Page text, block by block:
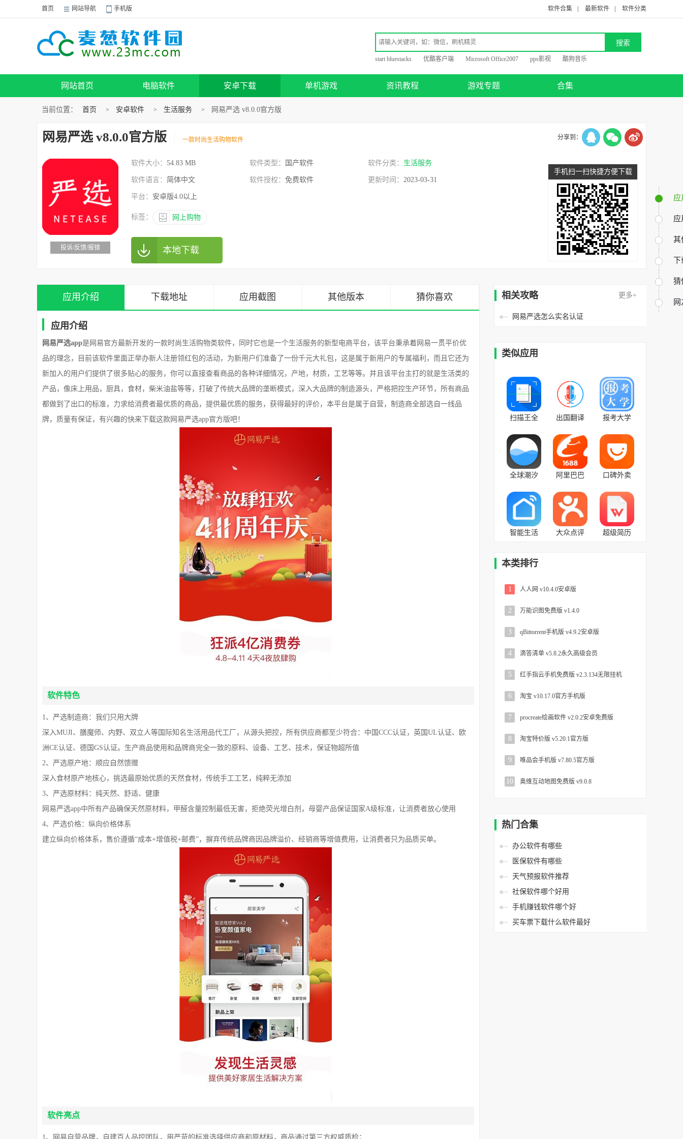
首页 网站导航 手机版 软件合集 最新软件 软件分类
start bluestacks 优酷客户端 Microsoft Office2007 pps影视 酷狗音乐
网站首页 电脑软件 安卓下载 单机游戏 资讯教程 游戏专题 合集
当前位置： 首页 > 安卓软件 > 生活服务 > 网易严选 v8.0.0官方版
网易严选 v8.0.0官方版 一款时尚生活购物软件 分享到：
投诉/反馈/报错
软件大小： 54.83 MB 软件类型： 国产软件 软件分类： 生活服务
软件语言： 简体中文 软件授权： 免费软件 更新时间： 2023-03-31
平台： 安卓版4.0以上
标签： 网上购物
本地下载
手机扫一扫快捷方便下载
相关攻略 更多+
网易严选怎么实名认证
类似应用
扫描王全
v4.11.64安
卓版
出国翻译
方版
报考大学
v4.3.4安卓
版
全球潮汐
新版
阿里巴巴
1688
v10.47.2.0
口碑外卖
卓版
智能生活
版
大众点评
超级简历
本类排行
1 人人网 v10.4.0安卓版
2 万能识图免费版 v1.4.0
3 qBittorrent手机版 v4.9.2安卓版
4 滴答清单 v5.8.2永久高级会员
5 红手指云手机免费版 v2.3.134无限挂机
6 淘宝 v10.17.0官方手机版
7 procreate绘画软件 v2.0.2安卓免费版
8 淘宝特价版 v5.20.1官方版
9 唯品会手机版 v7.80.5官方版
10 奥维互动地图免费版 v9.0.8
热门合集
办公软件有哪些
医保软件有哪些
天气预报软件推荐
社保软件哪个好用
手机赚钱软件哪个好
买车票下载什么软件最好
应用介绍 下载地址 应用截图 其他版本 猜你喜欢
应用介绍
网易严选app是网易官方最新开发的一款时尚生活购物类软件，同时它也是一个生活服务的新型电商平台，该平台秉承着网易一贯平价优
品的理念，目前该软件里面正举办新人注册领红包的活动，为新用户们准备了一份千元大礼包，这是属于新用户的专属福利，而且它还为
新加入的用户们提供了很多贴心的服务，你可以直接查看商品的各种详细情况，产地，材质，工艺等等。并且该平台主打的就是生活类的
产品，像床上用品，厨具，食材，柴米油盐等等，打破了传统大品牌的垄断模式，深入大品牌的制造源头，严格把控生产环节，所有商品
都做到了出口的标准，力求给消费者最优质的商品，提供最优质的服务，获得最好的评价，本平台是属于自营，制造商全部选自一线品
牌，质量有保证，有兴趣的快来下载这款网易严选app官方版吧！
软件特色
1、严选制造商：我们只用大牌
深入MUJI、膳魔师、内野、双立人等国际知名生活用品代工厂，从源头把控，所有供应商都至少符合：中国CCC认证，英国UL认证、欧
洲CE认证、德国GS认证。生产商品使用和品牌商完全一致的原料、设备、工艺、技术，保证物超所值
2、严选原产地：顺应自然馈赠
深入食材原产地核心，挑选最原始优质的天然食材，传统手工工艺，纯粹无添加
3、严选原材料：纯天然、舒适、健康
网易严选app中所有产品确保天然原材料，甲醛含量控制最低无害，拒绝荧光增白剂，母婴产品保证国家A级标准，让消费者放心使用
4、严选价格：纵向价格体系
建立纵向价格体系，售价遵循“成本+增值税+邮费”，摒弃传统品牌商因品牌溢价、经销商等增值费用，让消费者只为品质买单。
软件亮点
1、网易自营品牌，自建百人品控团队，用严苛的标准选择供应商和原材料，商品通过第三方权威质检；
应
应
其
下
猜